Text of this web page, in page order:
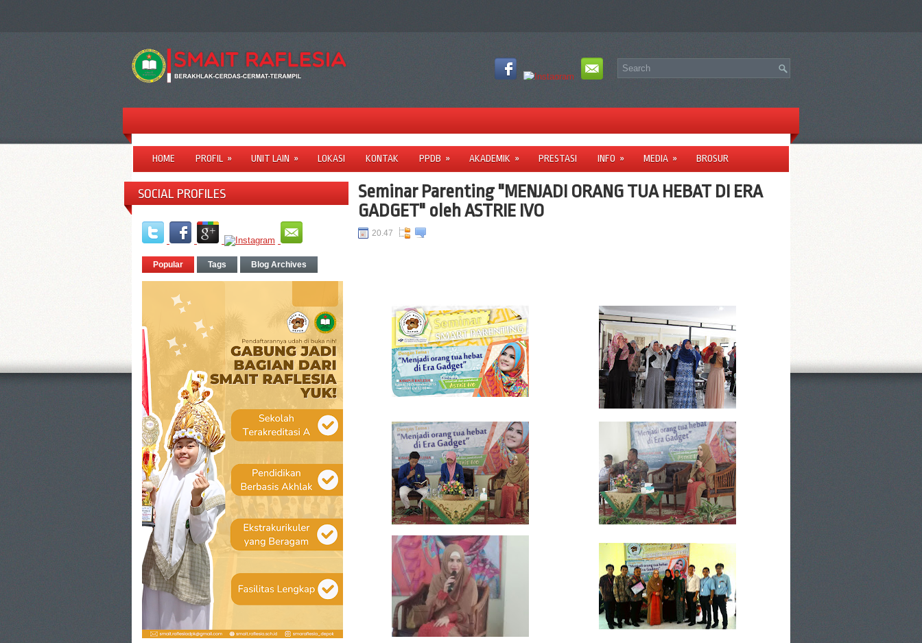
HOME PROFIL » UNIT LAIN » LOKASI KONTAK PPDB » AKADEMIK » PRESTASI INFO » MEDIA » BROSUR
SOCIAL PROFILES
Popular Tags Blog Archives
Seminar Parenting "MENJADI ORANG TUA HEBAT DI ERA
GADGET" oleh ASTRIE IVO
20.47